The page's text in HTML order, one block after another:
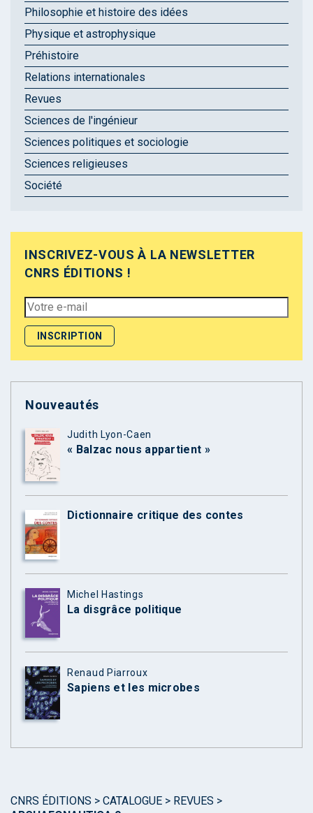
Philosophie et histoire des idées
Physique et astrophysique
Préhistoire
Relations internationales
Revues
Sciences de l'ingénieur
Sciences politiques et sociologie
Sciences religieuses
Société
INSCRIVEZ-VOUS À LA NEWSLETTER
CNRS ÉDITIONS !
Nouveautés
Judith Lyon-Caen
« Balzac nous appartient »
Dictionnaire critique des contes
Michel Hastings
La disgrâce politique
Renaud Piarroux
Sapiens et les microbes
CNRS ÉDITIONS > CATALOGUE > REVUES >